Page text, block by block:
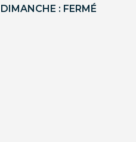
DIMANCHE : FERMÉ